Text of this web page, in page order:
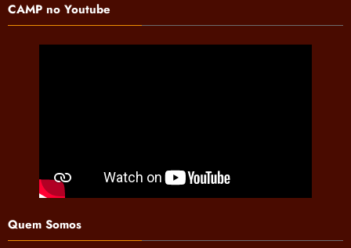
CAMP no Youtube
Quem Somos